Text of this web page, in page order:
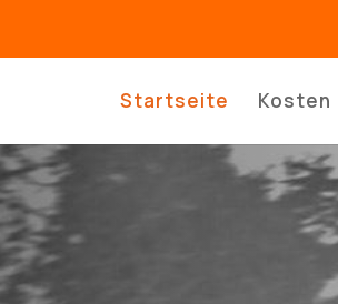
Startseite Kosten